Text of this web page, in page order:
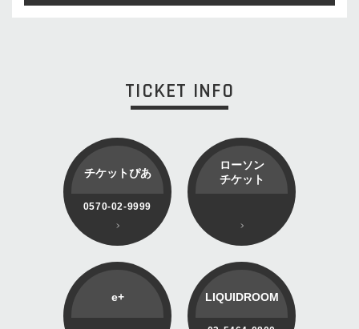
TICKET INFO
チケットぴあ
0570-02-9999
ローソン
チケット
e+ LIQUIDROOM